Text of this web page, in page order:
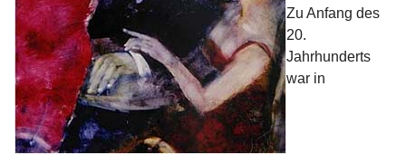
Zu Anfang des
20.
Jahrhunderts
war in